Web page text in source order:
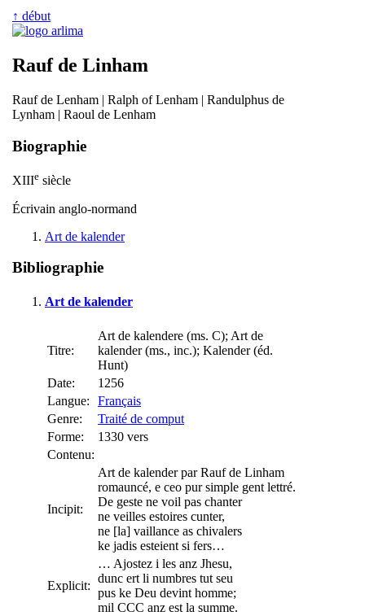
↑ début
Rauf de Linham
Rauf de Lenham | Ralph of Lenham | Randulphus de
Lynham | Raoul de Lenham
Biographie
XIIIe siècle
Écrivain anglo-normand
Art de kalender
Bibliographie
Art de kalender
Titre:
Art de kalendere (ms. C); Art de
kalender (ms., inc.); Kalender (éd.
Hunt)
Date:
1256
Langue:
Français
Genre:
Traité de comput
Forme:
1330 vers
Contenu:
Incipit:
Art de kalender par Rauf de Linham
romauncé, e ceo pur simple gent lettré.
De geste ne voil pas chanter
ne veilles estoires cunter,
ne [la] vaillance as chivalers
ke jadis esteient si fers…
Explicit:
… Ajostez i les anz Jhesu,
dunc ert li numbres tut seu
pus ke Deu devint homme;
mil CCC anz est la summe.